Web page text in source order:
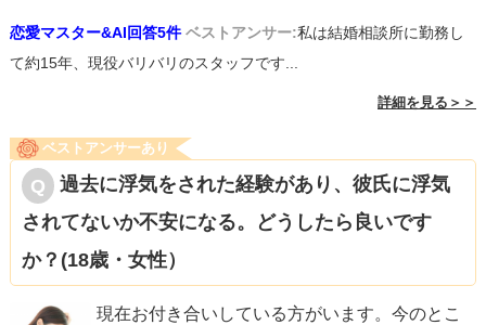
恋愛マスター&AI回答5件 ベストアンサー:私は結婚相談所に勤務し
て約15年、現役バリバリのスタッフです...
詳細を見る＞＞
ベストアンサーあり
過去に浮気をされた経験があり、彼氏に浮気
されてないか不安になる。どうしたら良いです
か？(18歳・女性）
現在お付き合いしている方がいます。今のとこ